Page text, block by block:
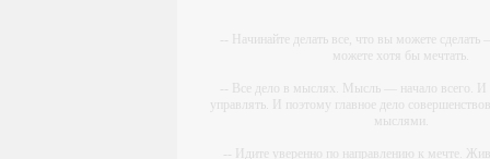
-- Начинайте делать все, что вы можете сделать
можете хотя бы мечтать.
-- Все дело в мыслях. Мысль — начало всего.
управлять. И поэтому главное дело
мыслями.
-- Идите уверенно по направлению к мечте.